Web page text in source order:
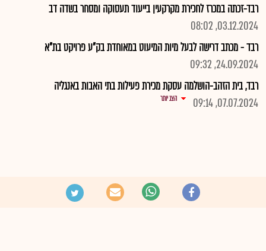
רבד-זכתה במכרז לחכירת מקרקעין בייעוד תעסוקה ומסחר בשדה דב
03.12.2024, 08:02
רבד - מכתב דרישה לבעל מיות המיעוט במאוחדת בק"ע פרויקט בת"א
24.09.2024, 09:32
רבד, בית הזהב-הושלמה עסקת מכירת פעילות בתי האבות באנגליה
07.07.2024, 09:14
הצג יותר